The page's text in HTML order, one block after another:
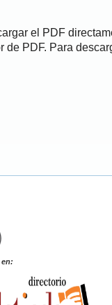
el PDF
de PDF. Para